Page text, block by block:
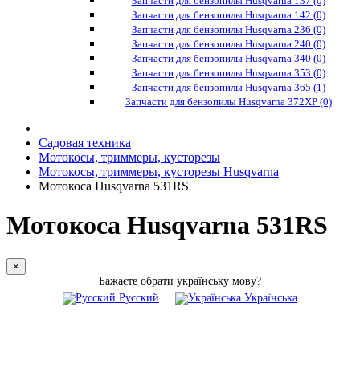
Запчасти для бензопилы Husqvarna 142 (0)
Запчасти для бензопилы Husqvarna 236 (0)
Запчасти для бензопилы Husqvarna 240 (0)
Запчасти для бензопилы Husqvarna 340 (0)
Запчасти для бензопилы Husqvarna 353 (0)
Запчасти для бензопилы Husqvarna 365 (1)
Запчасти для бензопилы Husqvarna 372XP (0)
Садовая техника
Мотокосы, триммеры, кусторезы
Мотокосы, триммеры, кусторезы Husqvarna
Мотокоса Husqvarna 531RS
Мотокоса Husqvarna 531RS
×
Бажаєте обрати українську мову?
Русский
Українська